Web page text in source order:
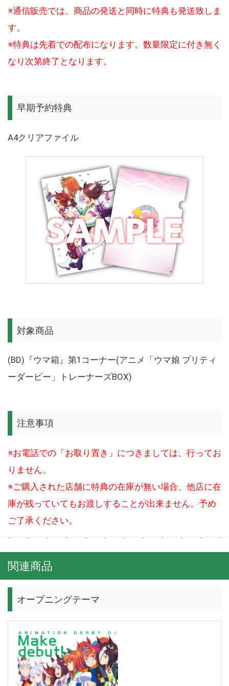
※通信販売では、商品の発送と同時に特典も発送致しま
す。
※特典は先着での配布になります。数量限定に付き無く
なり次第終了となります。
早期予約特典
A4クリアファイル
対象商品
(BD)『ウマ箱』第1コーナー(アニメ「ウマ娘 プリティ
ーダービー」トレーナーズBOX)
注意事項
※お電話での「お取り置き」につきましては、行ってお
りません。
※ご購入された店舗に特典の在庫が無い場合、他店に在
庫が残っていてもお渡しすることが出来ません。予め
ご了承ください。
関連商品
オープニングテーマ